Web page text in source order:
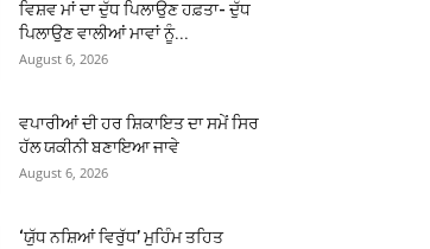
ਵਿਸ਼ਵ ਮਾਂ ਦਾ ਦੁੱਧ ਪਿਲਾਉਣ ਹਫ਼ਤਾ- ਦੁੱਧ
ਪਿਲਾਉਣ ਵਾਲੀਆਂ ਮਾਵਾਂ ਨੂੰ...
August 6, 2026
ਵਪਾਰੀਆਂ ਦੀ ਹਰ ਸ਼ਿਕਾਇਤ ਦਾ ਸਮੇਂ ਸਿਰ
ਹੱਲ ਯਕੀਨੀ ਬਣਾਇਆ ਜਾਵੇ
August 6, 2026
‘ਯੁੱਧ ਨਸ਼ਿਆਂ ਵਿਰੁੱਧ’ ਮੁਹਿੰਮ ਤਹਿਤ